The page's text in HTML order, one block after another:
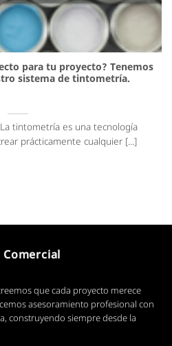
para tu proyecto? Tenemos
sistema de tintometría.
tintometría es una tecnología
prácticamente cualquier [...]
que cada proyecto merece
asesoramiento profesional con
construyendo siempre desde la